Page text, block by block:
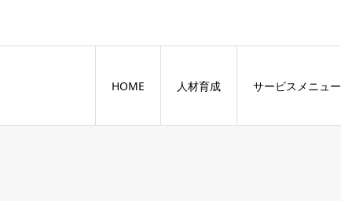
HOME 人材育成 サービスメニュー